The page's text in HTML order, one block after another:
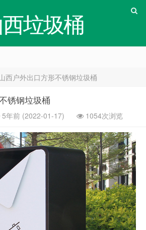
垃圾桶
西户外出口方形不锈钢垃圾桶
锈钢垃圾桶
5年前 (2022-01-17) 1054次浏览